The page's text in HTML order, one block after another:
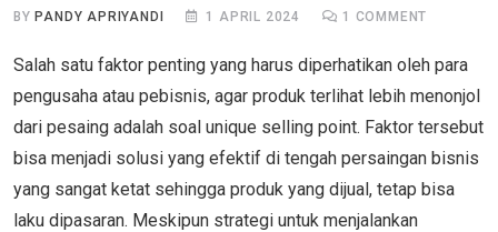
BY PANDY APRIYANDI 1 APRIL 2024 1 COMMENT
Salah satu faktor penting yang harus diperhatikan oleh para
pengusaha atau pebisnis, agar produk terlihat lebih menonjol
dari pesaing adalah soal unique selling point. Faktor tersebut
bisa menjadi solusi yang efektif di tengah persaingan bisnis
yang sangat ketat sehingga produk yang dijual, tetap bisa
laku dipasaran. Meskipun strategi untuk menjalankan